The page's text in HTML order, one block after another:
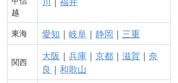
越
東海 愛知 ｜岐阜 ｜静岡 ｜ 三重
関西
大阪 ｜兵庫 ｜京都 ｜滋賀 ｜奈
良 ｜和歌山